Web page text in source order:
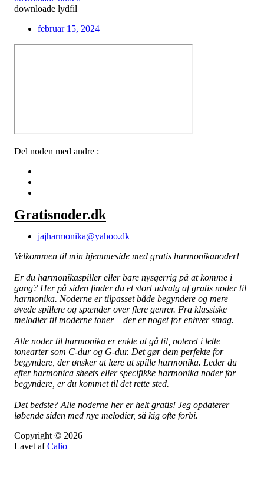
downloade lydfil
februar 15, 2024
Del noden med andre :
Gratisnoder.dk
jajharmonika@yahoo.dk
Velkommen til min hjemmeside med gratis harmonikanoder!
Er du harmonikaspiller eller bare nysgerrig på at komme i
gang? Her på siden finder du et stort udvalg af gratis noder til
harmonika. Noderne er tilpasset både begyndere og mere
øvede spillere og spænder over flere genrer. Fra klassiske
melodier til moderne toner – der er noget for enhver smag.
Alle noder til harmonika er enkle at gå til, noteret i lette
tonearter som C-dur og G-dur. Det gør dem perfekte for
begyndere, der ønsker at lære at spille harmonika. Leder du
efter harmonica sheets eller specifikke harmonika noder for
begyndere, er du kommet til det rette sted.
Det bedste? Alle noderne her er helt gratis! Jeg opdaterer
løbende siden med nye melodier, så kig ofte forbi.
Copyright © 2026
Lavet afCalio